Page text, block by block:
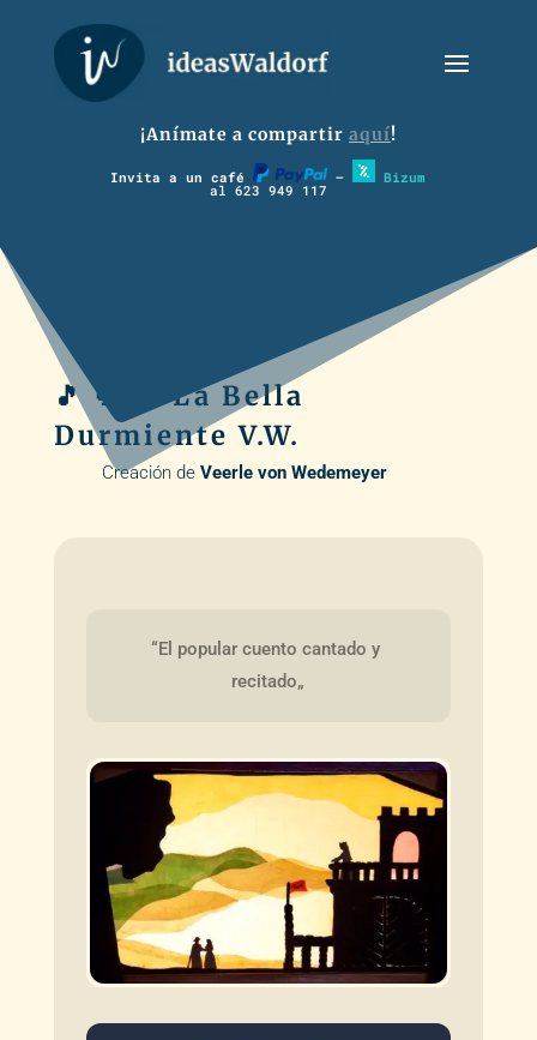
¡Anímate a compartir aquí!
Invita a un café – Bizum
al 623 949 117
🎵 💬 🪈 La Bella
Durmiente V.W.
Creación de Veerle von Wedemeyer
“El popular cuento cantado y
recitado„